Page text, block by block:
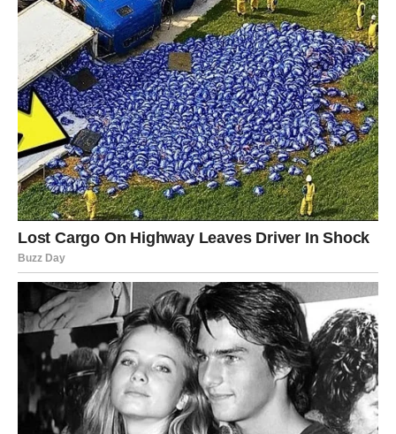
period.
Ako ste slobodni, moguće je poznanstvo koje djeluje kao
ostvarenje vaših ljubavnih želja.
Ljubav vam mijenja cijeli život
Pred vama su trenuci koje ćete dugo pamtiti.
ŠKORPIJA
Pred vama je veliki finansijski i životni preokret.
Ono što je dugo bilo blokirano sada konačno dolazi na
svoje mjesto.
Sudbina vam vraća ono što zaslužujete
Pred vama su veoma snažni i uspješni trenuci.